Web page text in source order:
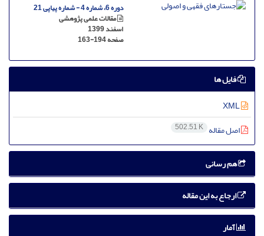
دوره 6، شماره 4 - شماره پیاپی 21
مقالات علمی پژوهشی
اسفند 1399
صفحه163-194
فایل ها
اصل مقاله 502.51 K
هم رسانی
ارجاع به این مقاله
آمار